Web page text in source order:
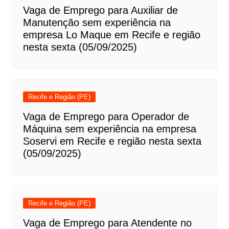
Vaga de Emprego para Auxiliar de
Manutenção sem experiência na
empresa Lo Maque em Recife e região
nesta sexta (05/09/2025)
Recife e Região (PE)
Vaga de Emprego para Operador de
Máquina sem experiência na empresa
Soservi em Recife e região nesta sexta
(05/09/2025)
Recife e Região (PE)
Vaga de Emprego para Atendente no